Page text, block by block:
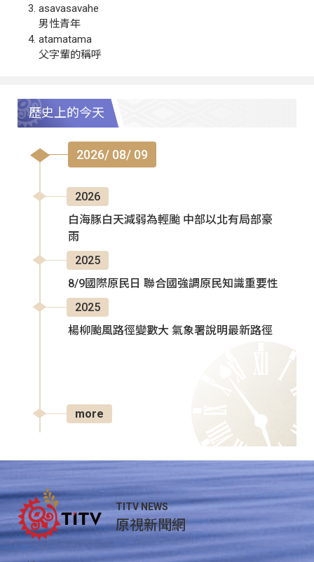
asavasavahe
男性青年
atamatama
父字輩的稱呼
歷史上的今天
2026/ 08/ 09
2026
白海豚白天減弱為輕颱 中部以北有局部豪
雨
2025
8/9國際原民日 聯合國強調原民知識重要性
2025
楊柳颱風路徑變數大 氣象署說明最新路徑
more
TITV NEWS
原視新聞網